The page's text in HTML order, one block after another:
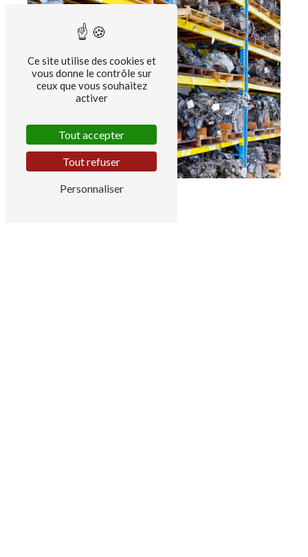
Ce site utilise des cookies et
vous donne le contrôle sur
ceux que vous souhaitez
activer
Tout accepter
Tout refuser
Personnaliser